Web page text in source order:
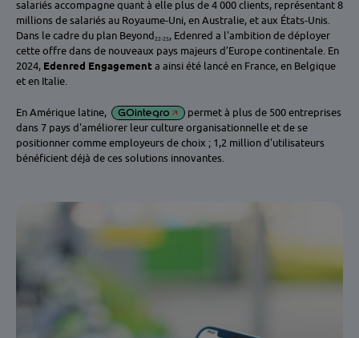
salariés accompagne quant à elle plus de 4 000 clients, représentant 8
millions de salariés au Royaume-Uni, en Australie, et aux États-Unis.
Dans le cadre du plan Beyond22-25
, Edenred a l'ambition de déployer
cette offre dans de nouveaux pays majeurs d’Europe continentale. En
2024, Edenred Engagement a ainsi été lancé en France, en Belgique
et en Italie.
En Amérique latine, GOintegro
permet à plus de 500 entreprises
dans 7 pays d'améliorer leur culture organisationnelle et de se
positionner comme employeurs de choix ; 1,2 million d'utilisateurs
bénéficient déjà de ces solutions innovantes.